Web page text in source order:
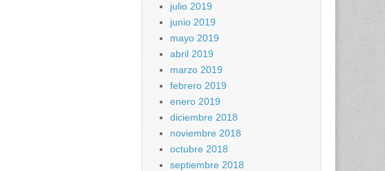
julio 2019
junio 2019
mayo 2019
abril 2019
marzo 2019
febrero 2019
enero 2019
diciembre 2018
noviembre 2018
octubre 2018
septiembre 2018